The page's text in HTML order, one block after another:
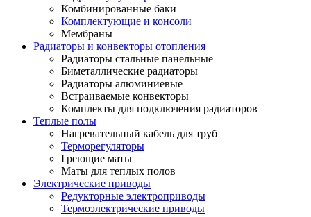
Комбинированные баки
Комплектующие и консоли
Мембраны
Радиаторы и конвекторы отопления
Радиаторы стальные панельные
Биметаллические радиаторы
Радиаторы алюминиевые
Встраиваемые конвекторы
Комплекты для подключения радиаторов
Теплые полы
Нагревательный кабель для труб
Терморегуляторы
Греющие маты
Маты для теплых полов
Электрические приводы
Редукторные электроприводы
Термоэлектрические приводы